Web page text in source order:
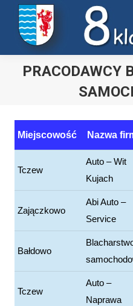
Uwaga:
witryna
zawiera
systemPRACODAWCY
Miejscowość Nazwa
Tczew
Auto – Wit
Kujach
Zajączkowo
Abi Auto –
Service
Bałdowo
Tczew
Auto –
Naprawa